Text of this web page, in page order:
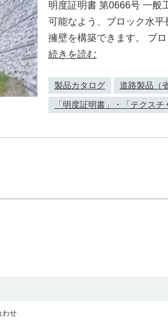
明度証明書 第0666号 一般
可能なよう、ブロック水
擁壁を構築できます。 ブ
続きを読む
製品カタログ 道路製品（
「明度証明書」・「テクス
わせ